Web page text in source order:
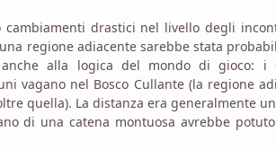
drastici nel livello degli
regione adiacente sarebbe stata
alla logica del mondo di gioco: i
vagano nel Bosco Cullante (la regione
quella). La distanza era generalmente
di una catena montuosa avrebbe